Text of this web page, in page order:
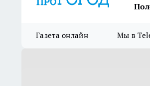
Газета онлайн Мы в